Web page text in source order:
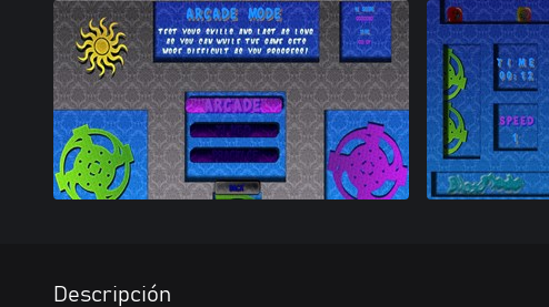
Descripción